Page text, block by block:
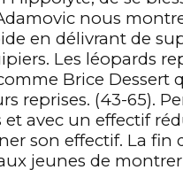
nous
en délivrant de
Les léopards
Brice Dessert
reprises. (43-65).
et avec un effectif
son effectif. La fin
jeunes de
2
3
3
4